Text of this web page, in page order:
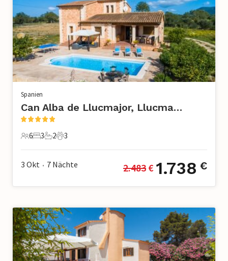
Spanien
Can Alba de Llucmajor, Llucmajor
6 Gäste
6
3 Schlafzimmer
3
2 Badezimmer
2
3 Haustiere
3
3 Okt • 7 Nächte 2.483 € 1.738 €